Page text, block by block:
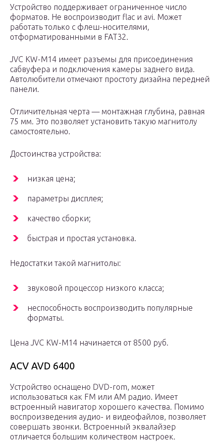
Устройство поддерживает ограниченное число
форматов. Не воспроизводит flac и avi. Может
работать только с флеш-носителями,
отформатированными в FAT32.
JVC KW-M14 имеет разъемы для присоединения
сабвуфера и подключения камеры заднего вида.
Автолюбители отмечают простоту дизайна передней
панели.
Отличительная черта — монтажная глубина, равная
75 мм. Это позволяет установить такую магнитолу
самостоятельно.
Достоинства устройства:
низкая цена;
параметры дисплея;
качество сборки;
быстрая и простая установка.
Недостатки такой магнитолы:
звуковой процессор низкого класса;
неспособность воспроизводить популярные
форматы.
Цена JVC KW-M14 начинается от 8500 руб.
ACV AVD 6400
Устройство оснащено DVD-rom, может
использоваться как FM или AM радио. Имеет
встроенный навигатор хорошего качества. Помимо
воспроизведения аудио- и видеофайлов, позволяет
совершать звонки. Встроенный эквалайзер
отличается большим количеством настроек.